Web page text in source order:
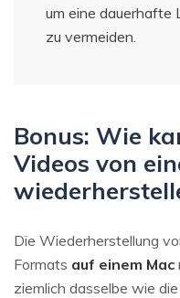
um eine dauerhafte
zu vermeiden.
Bonus: Wie
Videos von
Die Wiederherstellung
Formats auf einem Mac
ziemlich dasselbe wie